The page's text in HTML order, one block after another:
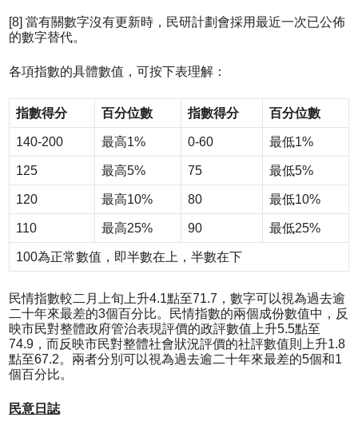
[8] 當有關數字沒有更新時，民研計劃會採用最近一次已公佈
的數字替代。
各項指數的具體數值，可按下表理解：
指數得分 百分位數 指數得分 百分位數
140-200 最高1% 0-60 最低1%
125 最高5% 75 最低5%
120 最高10% 80 最低10%
110 最高25% 90 最低25%
100為正常數值，即半數在上，半數在下
民情指數較二月上旬上升4.1點至71.7，數字可以視為過去逾
二十年來最差的3個百分比。民情指數的兩個成份數值中，反
映市民對整體政府管治表現評價的政評數值上升5.5點至
74.9，而反映市民對整體社會狀況評價的社評數值則上升1.8
點至67.2。兩者分別可以視為過去逾二十年來最差的5個和1
個百分比。
民意日誌